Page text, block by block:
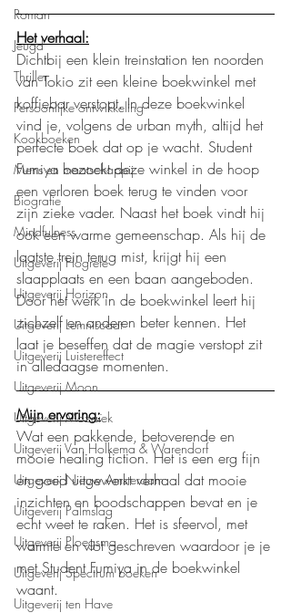
Roman
Jeugd
Thriller
Persoonlijke ontwikkeling
Kookboeken
Mens en maatschappij
Biografie
Mindfulness
Uitgeverij Hogrefe
Uitgeverij Horizon
Uitgeverij Lemniscaat
Uitgeverij Luistereffect
Uitgeverij Moon
Uitgeverij Mozaïek
Uitgeverij Van Holkema & Warendorf
Uitgeverij Nieuw Amsterdam
Uitgeverij Palmslag
Uitgeverij Ploegsma
Uitgeverij Spectrum boeken
Uitgeverij ten Have
Het verhaal:
Dichtbij een klein treinstation ten noorden
van Tokio zit een kleine boekwinkel met
koffiebar verstopt. In deze boekwinkel
vind je, volgens de urban myth, altijd het
perfecte boek dat op je wacht. Student
Fumiya bezoekt deze winkel in de hoop
een verloren boek terug te vinden voor
zijn zieke vader. Naast het boek vindt hij
ook een warme gemeenschap. Als hij de
laatste trein terug mist, krijgt hij een
slaapplaats en een baan aangeboden.
Door het werk in de boekwinkel leert hij
zichzelf en anderen beter kennen. Het
laat je beseffen dat de magie verstopt zit
in alledaagse momenten.
Mijn ervaring:
Wat een pakkende, betoverende en
mooie healing fiction. Het is een erg fijn
en goed uitgewerkt verhaal dat mooie
inzichten en boodschappen bevat en je
echt weet te raken. Het is sfeervol, met
warmte en vlot geschreven waardoor je je
met Student Fumiya in de boekwinkel
waant.